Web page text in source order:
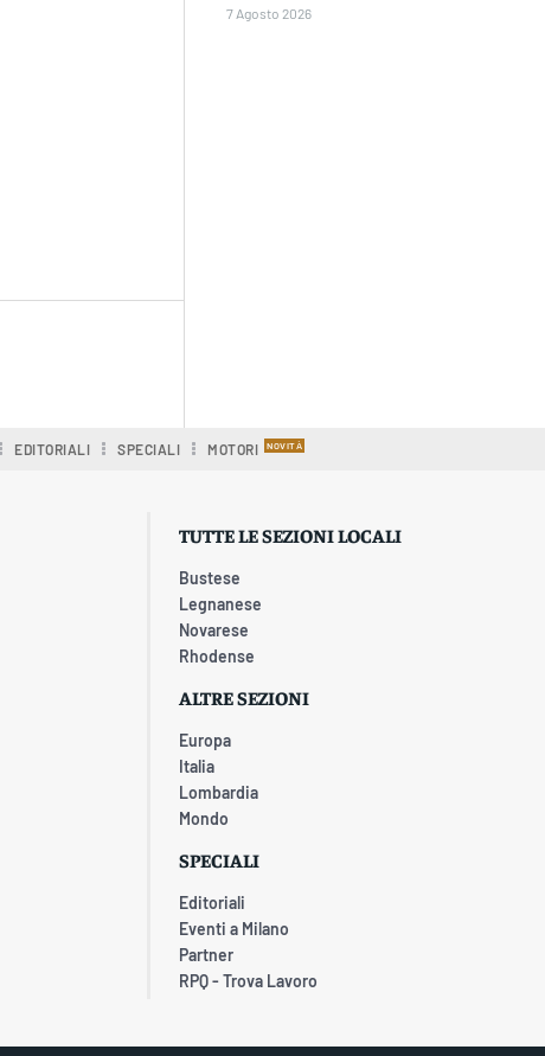
7 Agosto 2026
EDITORIALI SPECIALI MOTORI
TUTTE LE SEZIONI LOCALI
Bustese
Legnanese
Novarese
Rhodense
ALTRE SEZIONI
Europa
Italia
Lombardia
Mondo
SPECIALI
Editoriali
Eventi a Milano
Partner
RPQ - Trova Lavoro